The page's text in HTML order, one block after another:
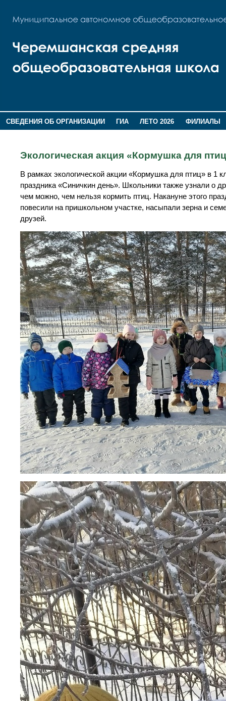
СВЕДЕНИЯ ОБ ОРГАНИЗАЦИИ ГИА ЛЕТО 2026
ФИЛИАЛЫ
Экологическая акция «Кормушка для
В рамках экологической акции «Кормушка для птиц» в 1
праздника «Синичкин день». Школьники также узнали о
чем можно, чем нельзя кормить птиц. Накануне этого
повесили на пришкольном участке, насыпали зерна и
друзей.